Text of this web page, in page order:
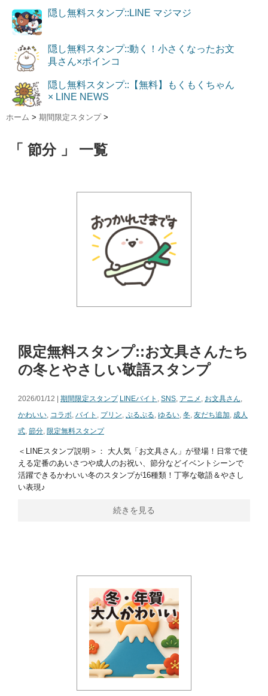
隠し無料スタンプ::LINE マジマジ
隠し無料スタンプ::動く！小さくなったお文
具さん×ポインコ
隠し無料スタンプ::【無料】もくもくちゃん
× LINE NEWS
ホーム > 期間限定スタンプ >
「 節分 」 一覧
限定無料スタンプ::お文具さんたち
の冬とやさしい敬語スタンプ
2026/01/12 | 期間限定スタンプ LINEバイト , SNS, アニメ , お文具さん,
かわいい, コラボ, バイト , プリン, ぷるぷる, ゆるい, 冬, 友だち追加, 成人
式, 節分, 限定無料スタンプ
＜LINEスタンプ説明＞： 大人気「お文具さん」が登場！日常で使
える定番のあいさつや成人のお祝い、節分などイベントシーンで
活躍できるかわいい冬のスタンプが16種類！丁寧な敬語＆やさし
い表現♪
続きを見る